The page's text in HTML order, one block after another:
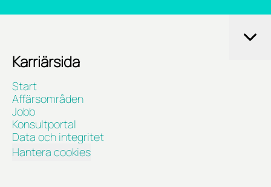
Karriärsida
Start
Affärsområden
Jobb
Konsultportal
Data och integritet
Hantera cookies